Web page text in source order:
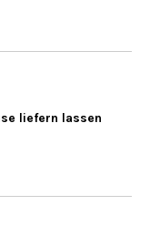
liefern lassen